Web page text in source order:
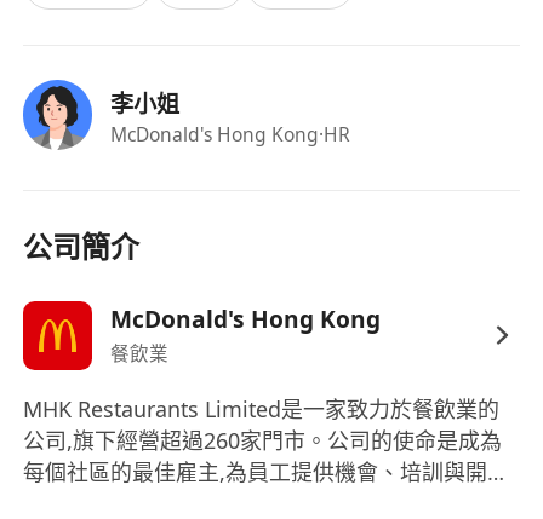
李小姐
McDonald's Hong Kong·HR
公司簡介
McDonald's Hong Kong
餐飲業
MHK Restaurants Limited是一家致力於餐飲業的
公司,旗下經營超過260家門市。公司的使命是成為
每個社區的最佳雇主,為員工提供機會、培訓與開